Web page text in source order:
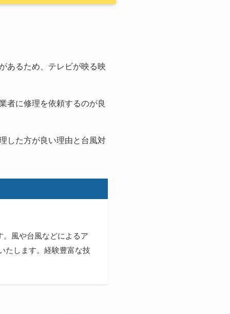
あるため、テレビが映る映
者に修理を依頼するのが良
した方が良い理由と台風対
風や台風などによるア
たします。経験豊富な技